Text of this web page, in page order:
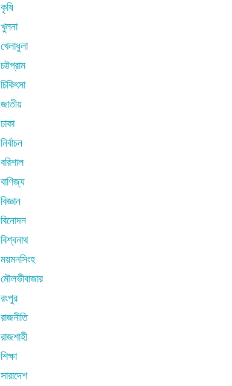
কৃষি
খুলনা
খেলাধুলা
চট্টগ্রাম
চিকিৎসা
জাতীয়
ঢাকা
নির্বাচন
বরিশাল
বাণিজ্য
বিজ্ঞান
বিনোদন
বিশ্বনাথ
ময়মনসিংহ
মৌলভীবাজার
রংপুর
রাজনীতি
রাজশাহী
শিক্ষা
সারাদেশ